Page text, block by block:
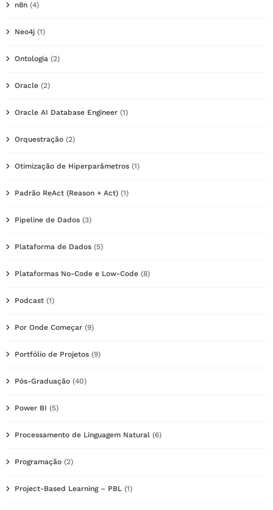
n8n (4)
Neo4j (1)
Ontologia (2)
Oracle (2)
Oracle AI Database Engineer (1)
Orquestração (2)
Otimização de Hiperparâmetros (1)
Padrão ReAct (Reason + Act) (1)
Pipeline de Dados (3)
Plataforma de Dados (5)
Plataformas No-Code e Low-Code (8)
Podcast (1)
Por Onde Começar (9)
Portfólio de Projetos (9)
Pós-Graduação (40)
Power BI (5)
Processamento de Linguagem Natural (6)
Programação (2)
Project-Based Learning – PBL (1)